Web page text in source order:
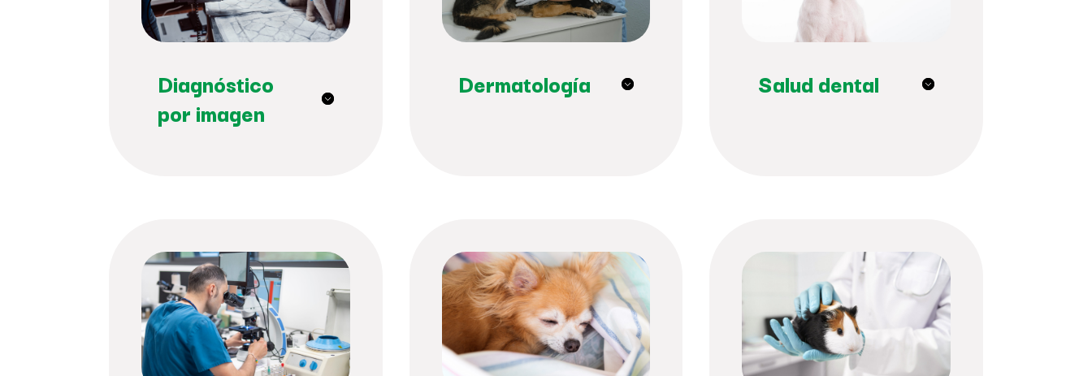
Diagnóstico
por imagen
Dermatología Salud dental